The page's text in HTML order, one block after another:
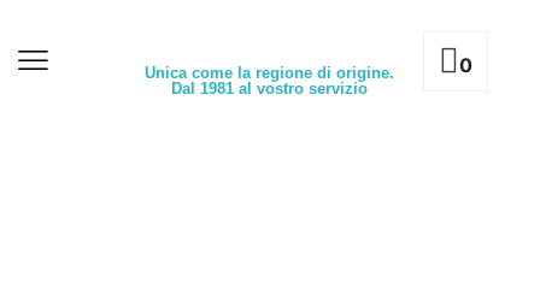
Unica come la regione di origine.
Dal 1981 al vostro servizio
0